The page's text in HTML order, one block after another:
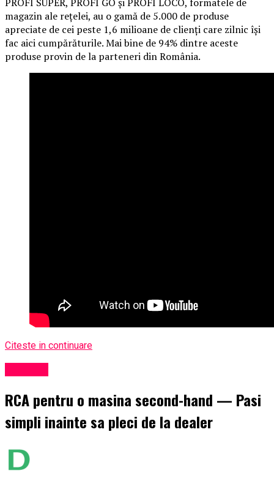
magazin ale rețelei, au o gamă de 5.000 de produse
apreciate de cei peste 1,6 milioane de clienți care zilnic își
fac aici cumpărăturile. Mai bine de 94% dintre aceste
produse provin de la parteneri din România.
Citeste in continuare
RCA pentru o masina second-hand — Pasi
simpli inainte sa pleci de la dealer